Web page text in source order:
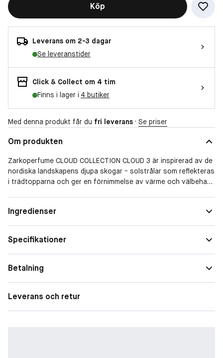
Köp
Leverans om 2-3 dagar
Se leveranstider
Click & Collect om 4 tim
Finns i lager i 4 butiker
Med denna produkt får du fri leverans · Se priser
Om produkten
Zarkoperfume CLOUD COLLECTION CLOUD 3 är inspirerad av de
nordiska landskapens djupa skogar - solstrålar som reflekteras
i trädtopparna och ger en förnimmelse av värme och välbehag.
användning. Förvaras i rumstemperatur och ej i direkt solljus.
Produkten innehåller rättvisemärkta råvaror. Producerad i
mandarin och danska bär Hjärtnoter: Mörk rosackord, Varm
ozon, Vit magnolia, Tulpan Basnoter: Svart Madagaskarvanilj,
Vit oudackord, Varm jord, Rikt och krämigt sandelträ, Ljusa
träslag, Ljus mysk Samtliga produkter från Zarko är veganska.
Ingredienser
Specifikationer
Betalning
Leverans och retur